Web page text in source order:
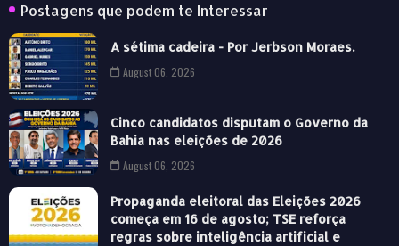
Postagens que podem te Interessar
A sétima cadeira - Por Jerbson Moraes.
August 06, 2026
Cinco candidatos disputam o Governo da
Bahia nas eleições de 2026
August 06, 2026
Propaganda eleitoral das Eleições 2026
começa em 16 de agosto; TSE reforça
regras sobre inteligência artificial e